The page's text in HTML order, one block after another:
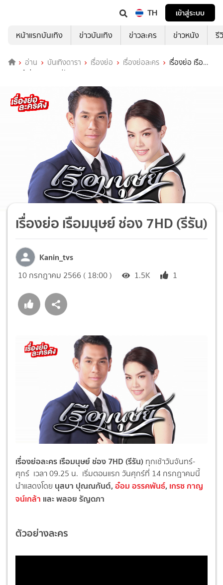
TH
เข้าสู่ระบบ
หน้าแรกบันเทิง
ข่าวบันเทิง ข่าวละคร ข่าวหนัง รี
อ่าน บันเทิงดารา เรื่องย่อ เรื่องย่อละคร
เรื่องย่อ เรือ
มนุษย์ ช่อง 7HD (รีรัน)
เรื่องย่อ เรือมนุษย์ ช่อง 7HD (รีรัน)
Kanin_tvs
10 กรกฎาคม 2566 ( 18:00 ) 1.5K 1
เรื่องย่อละคร เรือมนุษย์ ช่อง 7HD (รีรัน) ทุกเช้าวันจันทร์-
ศุกร์ เวลา 09.25 น. เริ่มตอนแรก วันศุกร์ที่ 14 กรกฎาคมนี้
นำแสดงโดย นุสบา ปุณณกันต์,อ๋อม อรรคพันธ์,เกรซ กาญ
จน์เกล้า และ พลอย รัญดภา
ตัวอย่างละคร